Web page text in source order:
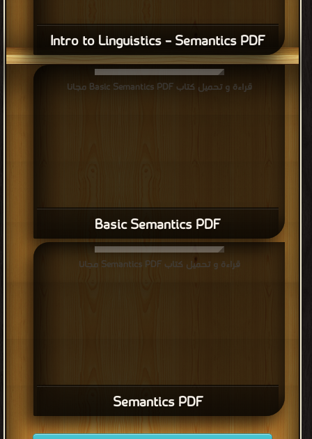
Intro to Linguistics – Semantics PDF
Basic Semantics PDF
قراءة و تحميل كتاب Basic Semantics PDF مجانا
Semantics PDF
قراءة و تحميل كتاب Semantics PDF مجانا